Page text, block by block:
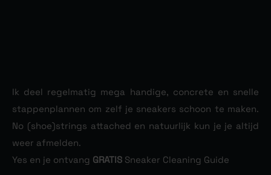
Ik deel regelmatig mega handige, concrete en snelle
stappenplannen om zelf je sneakers schoon te maken.
No (shoe)strings attached en natuurlijk kun je je altijd
weer afmelden.
Yes en je ontvang GRATIS Sneaker Cleaning Guide